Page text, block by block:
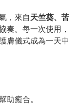
，來自天竺葵、苦
奏。每一次使用，
膚儀式成為一天中
助癒合。